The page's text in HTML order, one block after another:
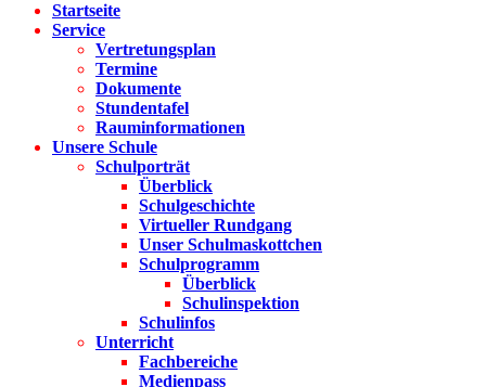
Startseite
Service
Vertretungsplan
Termine
Dokumente
Stundentafel
Rauminformationen
Unsere Schule
Schulporträt
Überblick
Schulgeschichte
Virtueller Rundgang
Unser Schulmaskottchen
Schulprogramm
Überblick
Schulinspektion
Schulinfos
Unterricht
Fachbereiche
Medienpass